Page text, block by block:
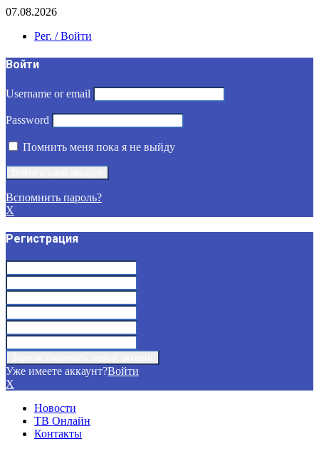
07.08.2026
Рег. / Войти
Войти
Username or email
Password
Помнить меня пока я не выйду
Вспомнить пароль?
X
Регистрация
Уже имеете аккаунт?Войти
X
Новости
ТВ Онлайн
Контакты